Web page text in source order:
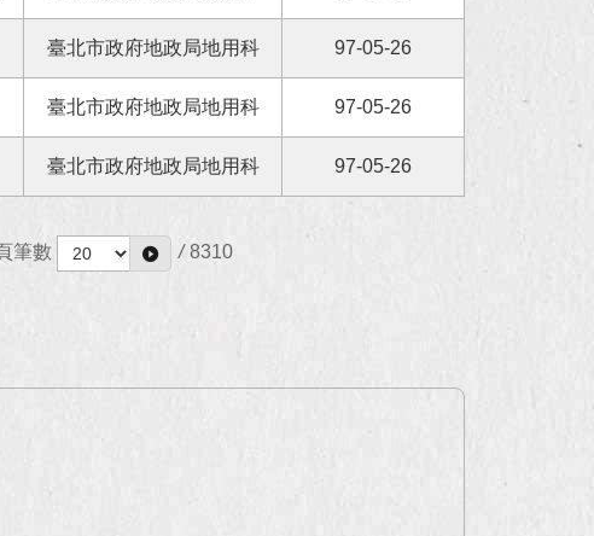
臺北市政府地政局地用科 97-05-26
臺北市政府地政局地用科 97-05-26
臺北市政府地政局地用科 97-05-26
筆數 / 8310